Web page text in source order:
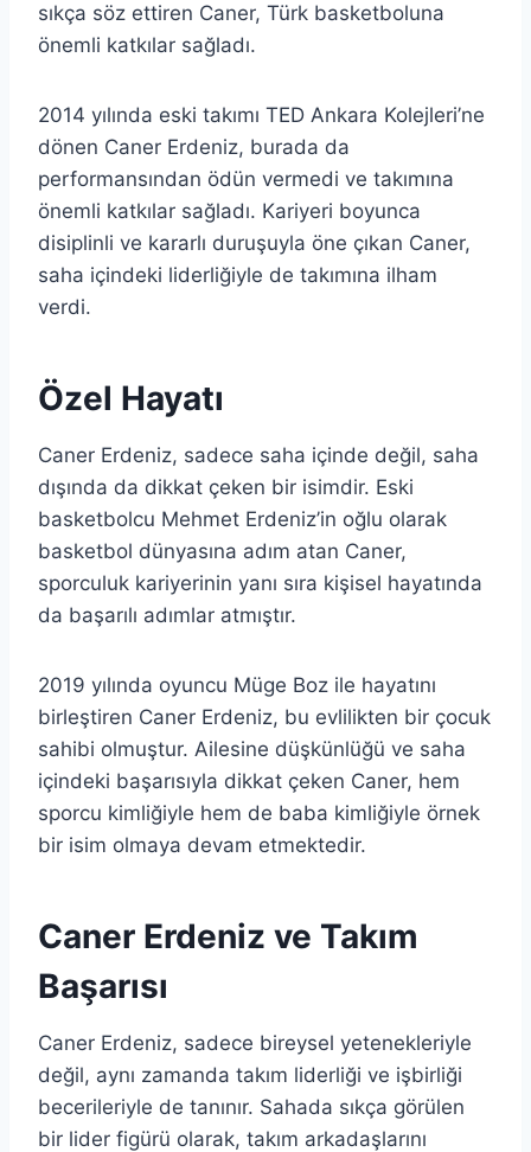
sıkça söz ettiren Caner, Türk basketboluna
önemli katkılar sağladı.
2014 yılında eski takımı TED Ankara Kolejleri’ne
dönen Caner Erdeniz, burada da
performansından ödün vermedi ve takımına
önemli katkılar sağladı. Kariyeri boyunca
disiplinli ve kararlı duruşuyla öne çıkan Caner,
saha içindeki liderliğiyle de takımına ilham
verdi.
Özel Hayatı
Caner Erdeniz, sadece saha içinde değil, saha
dışında da dikkat çeken bir isimdir. Eski
basketbolcu Mehmet Erdeniz’in oğlu olarak
basketbol dünyasına adım atan Caner,
sporculuk kariyerinin yanı sıra kişisel hayatında
da başarılı adımlar atmıştır.
2019 yılında oyuncu Müge Boz ile hayatını
birleştiren Caner Erdeniz, bu evlilikten bir çocuk
sahibi olmuştur. Ailesine düşkünlüğü ve saha
içindeki başarısıyla dikkat çeken Caner, hem
sporcu kimliğiyle hem de baba kimliğiyle örnek
bir isim olmaya devam etmektedir.
Caner Erdeniz ve Takım
Başarısı
Caner Erdeniz, sadece bireysel yetenekleriyle
değil, aynı zamanda takım liderliği ve işbirliği
becerileriyle de tanınır. Sahada sıkça görülen
bir lider figürü olarak, takım arkadaşlarını